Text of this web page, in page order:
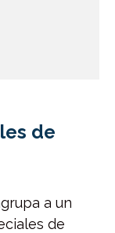
de
a un
de